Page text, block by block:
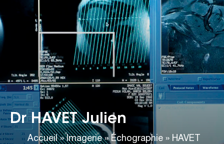
Dr HAVET Julien
Accueil»Imagerie»Échographie » HAVET